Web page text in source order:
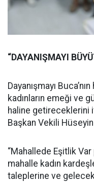
“DAYANIŞMAYI
Dayanışmayı
kadınların emeği ve
haline getireceklerini
Başkan Vekili
“Mahallede Eşitlik
mahalle kadın
taleplerine ve